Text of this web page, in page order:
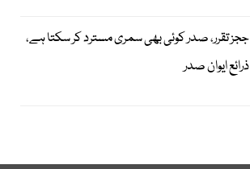
ججز تقرر، صدر کوئی بھی سمری مسترد کر سکتا ہے،
ذرائع ایوان صدر